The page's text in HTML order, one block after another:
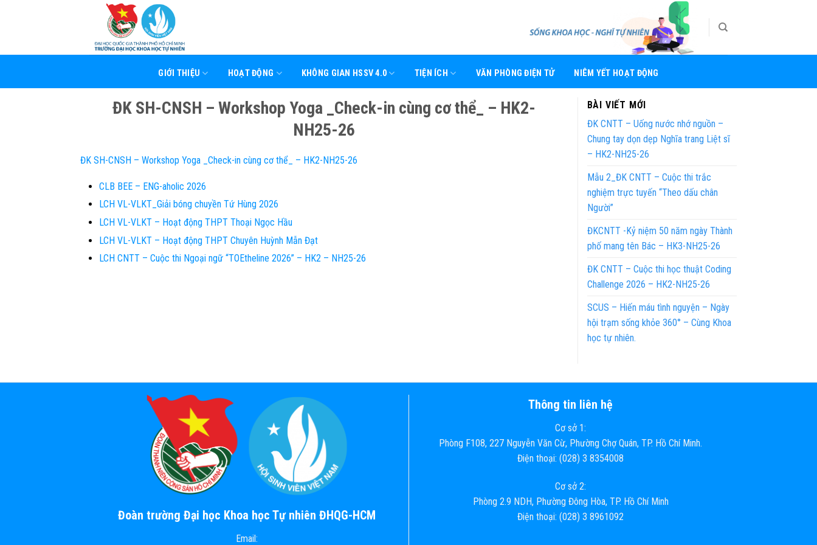
GIỚI THIỆU HOẠT ĐỘNG KHÔNG GIAN HSSV 4.0 TIỆN ÍCH VĂN PHÒNG ĐIỆN TỬ NIÊM YẾT HOẠT ĐỘNG
ĐK SH-CNSH – Workshop Yoga _Check-in cùng cơ thể_ – HK2-
NH25-26
ĐK SH-CNSH – Workshop Yoga _Check-in cùng cơ thể_ – HK2-NH25-26
CLB BEE – ENG-aholic 2026
LCH VL-VLKT_Giải bóng chuyền Tứ Hùng 2026
LCH VL-VLKT – Hoạt động THPT Thoại Ngọc Hầu
LCH VL-VLKT – Hoạt động THPT Chuyên Huỳnh Mẫn Đạt
LCH CNTT – Cuộc thi Ngoại ngữ “TOEtheline 2026” – HK2 – NH25-26
BÀI VIẾT MỚI
ĐK CNTT – Uống nước nhớ nguồn –
Chung tay dọn dẹp Nghĩa trang Liệt sĩ
– HK2-NH25-26
Mẫu 2_ĐK CNTT – Cuộc thi trắc
nghiệm trực tuyến “Theo dấu chân
Người”
ĐKCNTT -Kỷ niệm 50 năm ngày Thành
phố mang tên Bác – HK3-NH25-26
ĐK CNTT – Cuộc thi học thuật Coding
Challenge 2026 – HK2-NH25-26
SCUS – Hiến máu tình nguyện – Ngày
hội trạm sống khỏe 360° – Cùng Khoa
học tự nhiên.
Đoàn trường Đại học Khoa học Tự nhiên ĐHQG-HCM
Email:
Thông tin liên hệ
Cơ sở 1:
Phòng F108, 227 Nguyễn Văn Cừ, Phường Chợ Quán, TP. Hồ Chí Minh.
Điện thoại: (028) 3 8354008
Cơ sở 2:
Phòng 2.9 NDH, Phường Đông Hòa, TP. Hồ Chí Minh
Điện thoại: (028) 3 8961092